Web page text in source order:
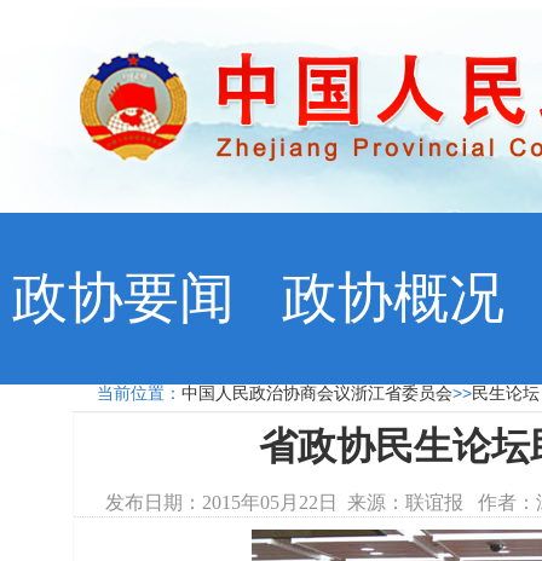
政协要闻 政协概况
当前位置： 中国人民政治协商会议浙江省委员会>>民生论
省政协民生论
发布日期：2015年05月22日 来源：联谊报 作者